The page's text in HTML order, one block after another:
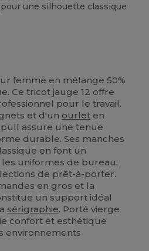
une silhouette classique
femme en mélange 50%
Ce tricot jauge 12 offre
pour le travail.
et d'un ourlet en
pull assure une tenue
durable. Ses manches
en font un
uniformes de bureau,
de prêt-à-porter.
en gros et la
un support idéal
sérigraphie. Porté vierge
confort et esthétique
environnements